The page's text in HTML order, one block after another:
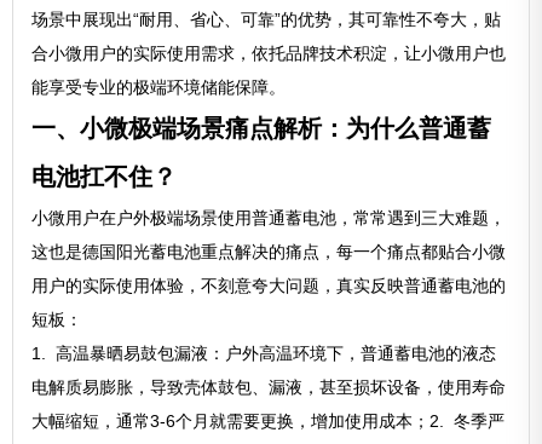
场景中展现出“耐用、省心、可靠”的优势，其可靠性不夸大，贴
合小微用户的实际使用需求，依托品牌技术积淀，让小微用户也
能享受专业的极端环境储能保障。
一、小微极端场景痛点解析：为什么普通蓄
电池扛不住？
小微用户在户外极端场景使用普通蓄电池，常常遇到三大难题，
这也是德国阳光蓄电池重点解决的痛点，每一个痛点都贴合小微
用户的实际使用体验，不刻意夸大问题，真实反映普通蓄电池的
短板：
1. 高温暴晒易鼓包漏液：户外高温环境下，普通蓄电池的液态
电解质易膨胀，导致壳体鼓包、漏液，甚至损坏设备，使用寿命
大幅缩短，通常3-6个月就需要更换，增加使用成本；2. 冬季严